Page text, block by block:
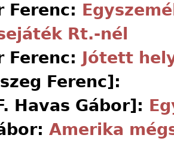
Ferenc:
Rt.-nél
Ferenc: Jótett
Ferenc]:
Havas Gábor]:
Amerika